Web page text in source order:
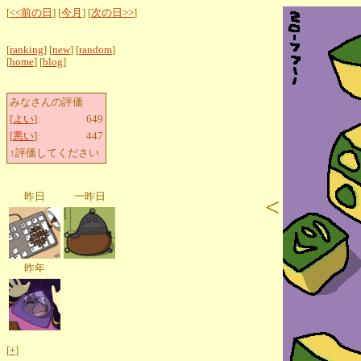
[<<前の日 ] [今月 ] [次の日>>]
[ranking] [new] [random]
[home] [blog]
みなさんの評価
[よい]:
649
[悪い]:
447
↑評価してください
昨日 一昨日
昨年
[+]
<